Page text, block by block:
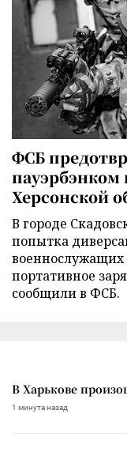
ФСБ
пауэрбэнком
Херсонской
В городе
попытка
портативное
сообщили в ФСБ.
В Харькове
1 минута назад